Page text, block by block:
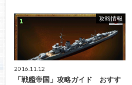
攻略情報
2016.11.12
「戦艦帝国」攻略ガイド おすす